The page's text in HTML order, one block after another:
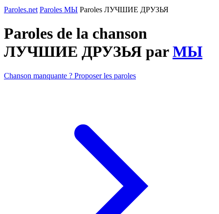
Paroles.net Paroles МЫ Paroles ЛУЧШИЕ ДРУЗЬЯ
Paroles de la chanson
ЛУЧШИЕ ДРУЗЬЯ parМЫ
Chanson manquante ? Proposer les paroles